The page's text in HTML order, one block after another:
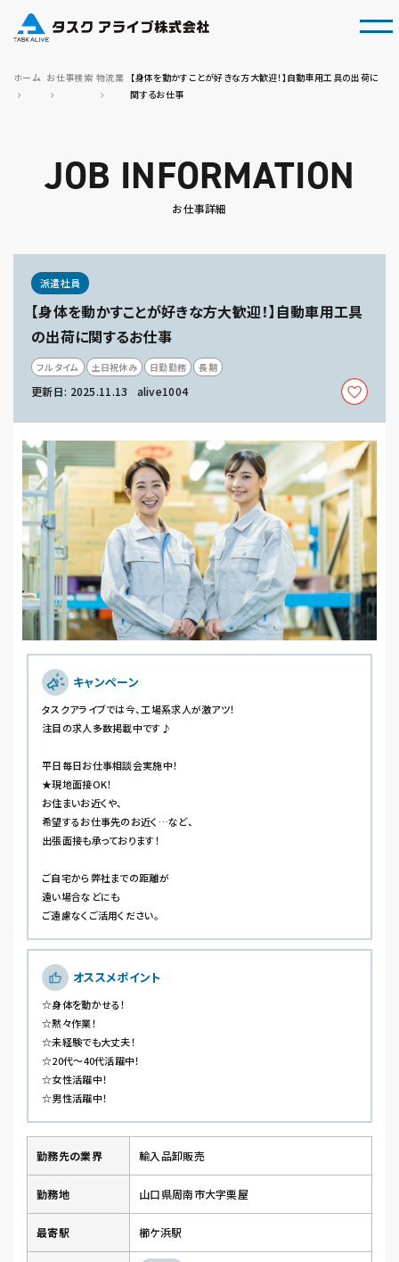
ホーム お仕事検索 物流業 【身体を動かすことが好きな方大歓迎！】自動車用工具の出荷に
関するお仕事
JOB INFORMATION
お仕事詳細
派遣社員
【身体を動かすことが好きな方大歓迎！】自動車用工具
の出荷に関するお仕事
フルタイム 土日祝休み 日勤勤務 長期
更新日: 2025.11.13 alive1004
キャンペーン
タスクアライブでは今、工場系求人が激アツ！
注目の求人多数掲載中です♪
平日毎日お仕事相談会実施中！
★現地面接OK！
お住まいお近くや、
希望するお仕事先のお近く…など、
出張面接も承っております！
ご自宅から弊社までの距離が
遠い場合などにも
ご遠慮なくご活用ください。
オススメポイント
☆身体を動かせる！
☆黙々作業！
☆未経験でも大丈夫！
☆20代～40代活躍中！
☆女性活躍中！
☆男性活躍中！
勤務先の業界 輸入品卸販売
勤務地 山口県周南市大字栗屋
最寄駅 櫛ケ浜駅